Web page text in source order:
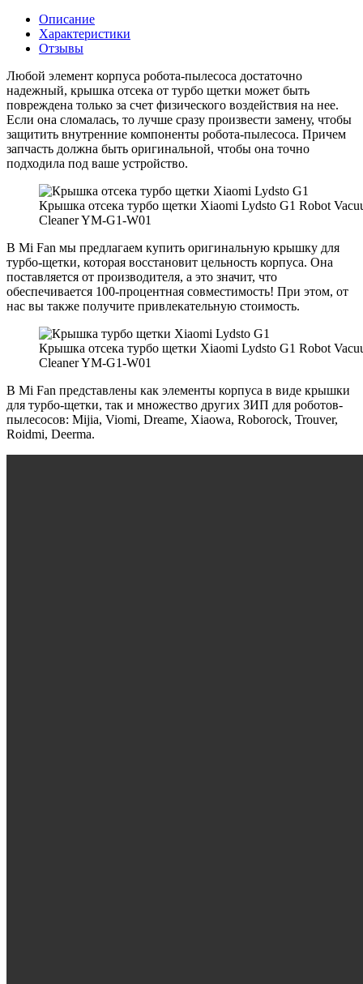
Описание
Характеристики
Отзывы
Любой элемент корпуса робота-пылесоса достаточно
надежный, крышка отсека от турбо щетки может быть
повреждена только за счет физического воздействия на нее.
Если она сломалась, то лучше сразу произвести замену, чтобы
защитить внутренние компоненты робота-пылесоса. Причем
запчасть должна быть оригинальной, чтобы она точно
подходила под ваше устройство.
Крышка отсека турбо щетки Xiaomi Lydsto G1 Robot
Cleaner YM-G1-W01
В Mi Fan мы предлагаем купить оригинальную крышку для
турбо-щетки, которая восстановит цельность корпуса. Она
поставляется от производителя, а это значит, что
обеспечивается 100-процентная совместимость! При этом, от
нас вы также получите привлекательную стоимость.
Крышка отсека турбо щетки Xiaomi Lydsto G1 Robot
Cleaner YM-G1-W01
В Mi Fan представлены как элементы корпуса в виде крышки
для турбо-щетки, так и множество других ЗИП для роботов-
пылесосов: Mijia, Viomi, Dreame, Xiaowa, Roborock, Trouver,
Roidmi, Deerma.